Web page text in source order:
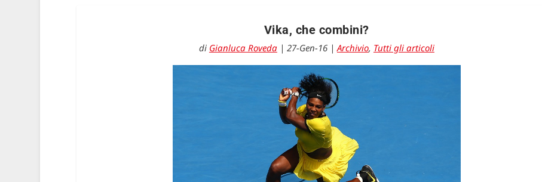
Vika, che combini?
di Gianluca Roveda| 27-Gen-16|Archivio, Tutti gli articoli